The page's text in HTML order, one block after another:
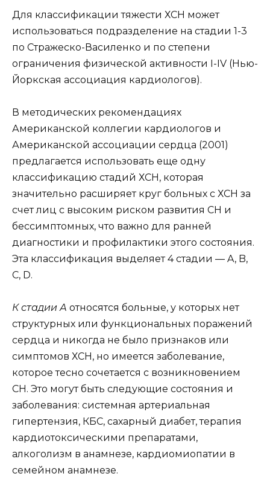
Для классификации тяжести ХСН может
использоваться подразделение на стадии 1-3
по Стражеско-Василенко и по степени
ограничения физической активности I-IV (Нью-
Йоркская ассоциация кардиологов).
В методических рекомендациях
Американской коллегии кардиологов и
Американской ассоциации сердца (2001)
предлагается использовать еще одну
классификацию стадий ХСН, которая
значительно расширяет круг больных с ХСН за
счет лиц с высоким риском развития СН и
бессимптомных, что важно для ранней
диагностики и профилактики этого состояния.
Эта классификация выделяет 4 стадии — A, B,
C, D.
К стадии А относятся больные, у которых нет
структурных или функциональных поражений
сердца и никогда не было признаков или
симптомов ХСН, но имеется заболевание,
которое тесно сочетается с возникновением
СН. Это могут быть следующие состояния и
заболевания: системная артериальная
гипертензия, КБС, сахарный диабет, терапия
кардиотоксическими препаратами,
алкоголизм в анамнезе, кардиомиопатии в
семейном анамнезе.